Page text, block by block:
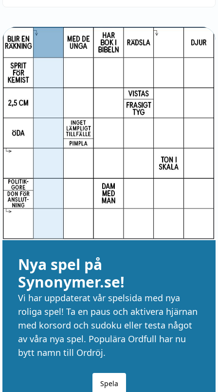
Nya spel på
Synonymer.se!
Vi har uppdaterat vår spelsida med nya
roliga spel! Ta en paus och aktivera hjärnan
med korsord och sudoku eller testa något
av våra nya spel. Populära Ordfull har nu
bytt namn till Ordröj.
Spela